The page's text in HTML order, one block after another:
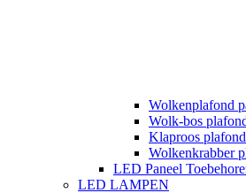
Wolkenplafond
Wolk-bos
Klaproos
Wolkenkrabber
LED Paneel
LED LAMPEN